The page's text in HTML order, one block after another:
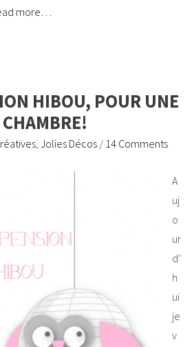
more…
HIBOU, POUR UNE
,Jolies Décos / 14 Comments
A
uj
o
ur
d’
h
ui
je
v